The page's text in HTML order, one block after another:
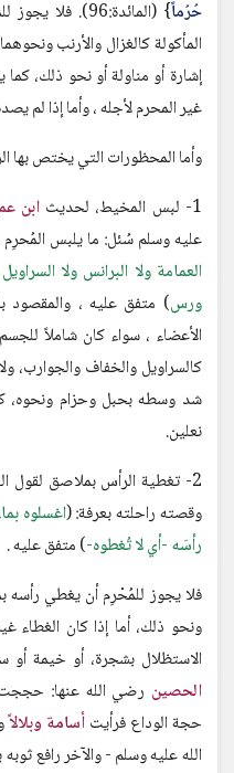
حُرُماً
} (المائدة:96).
المأكولة كالغزال والأرنب
إشارة أو مناولة أو نحو ذلك،
غير المحرم لأجله ، وأما إذا لم
وأما المحظورات التي يختص بها
1- لبس المخيط، لحديث
ابن
عليه وسلم سُئل: ما يلبس
العمامة ولا البرانس ولا
ورس) متفق عليه ،
الأعضاء ، سواء كان شاملاً
كالسراويل والخفاف والجوارب،
شد وسطه بحبل وحزام ونحوه،
نعلين.
2- تغطية الرأس بملاصق لقول
وقصته راحلته بعرفة: (اغسلوه
رأسَه -أي لا تُغطوه-) متفق عليه .
فلا يجوز للمُحْرِم أن يغطي رأسه
ونحو ذلك، أما إذا كان الغطاء
الاستظلال بشجرة، أو خيمة
الحصين رضي الله عنها:
حجة الوداع فرأيتأسامة وبلالاً
الله عليه وسلم - والآخر رافع